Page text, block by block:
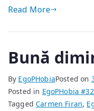
Read More
Bună
By EgoPHobiaPosted on
Posted in EgoPHobia #32
TaggedCarmen Firan,